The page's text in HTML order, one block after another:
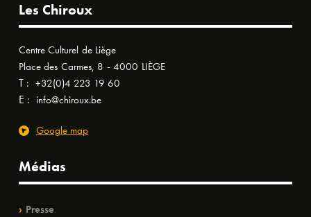
Les Chiroux
Centre Culturel de Liège
Place des Carmes, 8 - 4000 LIÈGE
T : +32(0)4 223 19 60
E : info@chiroux.be
Google map
Médias
Presse